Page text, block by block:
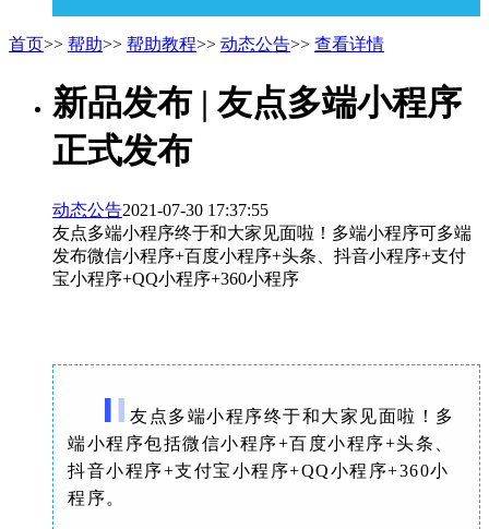
首页>> 帮助>> 帮助教程>> 动态公告>> 查看详情
新品发布 | 友点多端小程序
正式发布
动态公告2021-07-30 17:37:55
友点多端小程序终于和大家见面啦！多端小程序可多端
发布微信小程序+百度小程序+头条、抖音小程序+支付
宝小程序+QQ小程序+360小程序
友点多端小程序终于和大家见面啦！多
端小程序包括微信小程序+百度小程序+头条、
抖音小程序+支付宝小程序+QQ小程序+360小
程序。